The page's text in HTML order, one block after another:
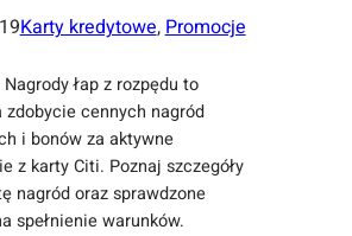
Karty kredytowe, Promocje
łap z rozpędu to
zdobycie cennych nagród
i bonów za aktywne
z karty Citi. Poznaj szczegóły
nagród oraz sprawdzone
spełnienie warunków.